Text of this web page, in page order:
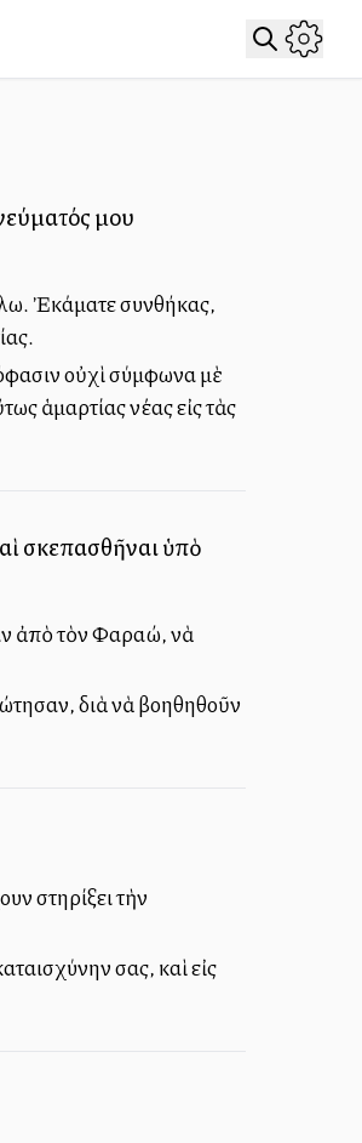
μου
Ἐκάματε συνθήκας,
οὐχὶ σύμφωνα μὲ
ἁμαρτίας νέας εἰς τὰς
σκεπασθῆναι ὑπὸ
ἀπὸ τὸν Φαραώ, νὰ
διὰ νὰ βοηθηθοῦν
στηρίξει τὴν
σας, καὶ εἰς